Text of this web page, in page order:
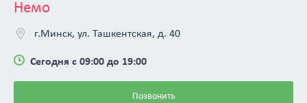
Немо
г.Минск, ул. Ташкентская, д. 40
Сегодня с 09:00 до 19:00
Позвонить